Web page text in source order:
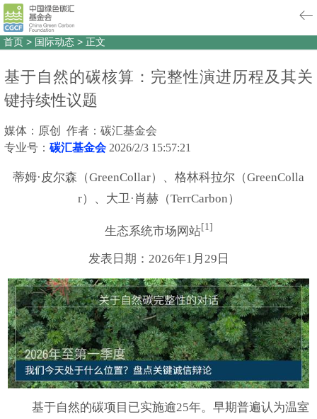
首页 > 国际动态 > 正文
基于自然的碳核算：完整性演进历程及其关
键持续性议题
媒体：原创 作者：碳汇基金会
专业号： 碳汇基金会 2026/2/3 15:57:21
蒂姆·皮尔森（GreenCollar）、格林科拉尔（GreenColla
r）、大卫·肖赫（TerrCarbon）
生态系统市场网站[1]
发表日期：2026年1月29日
基于自然的碳项目已实施逾25年。早期普遍认为温室